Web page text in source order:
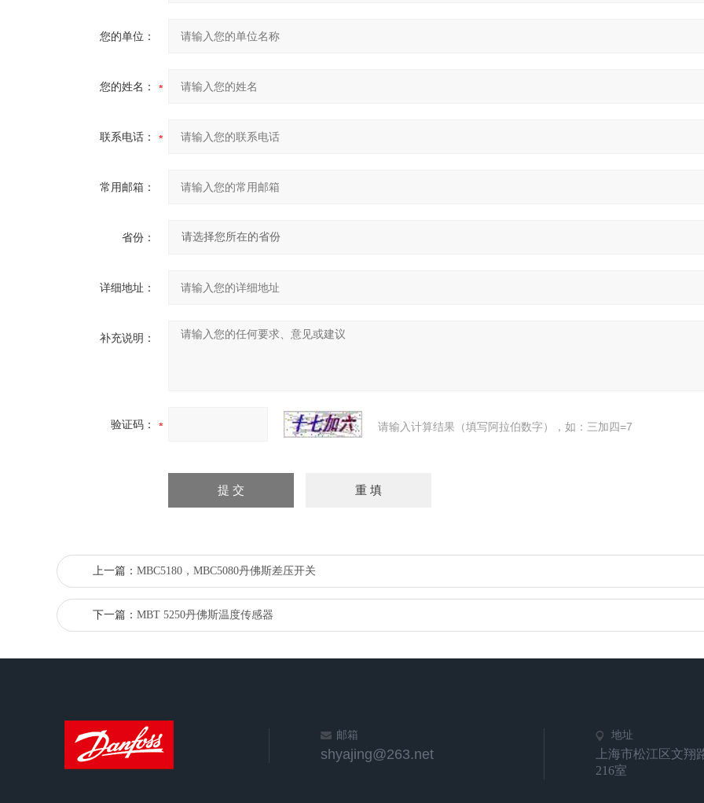
您的单位：
您的姓名：
联系电话：
常用邮箱：
省份：
详细地址：
补充说明：
验证码： 请输入计算结果（填写阿拉伯数字），如：三加四=7
上一篇： MBC5180，MBC5080丹佛斯差压开关
下一篇： MBT 5250丹佛斯温度传感器
邮箱
shyajing@263.net
地址
上海市松江区文翔
216室